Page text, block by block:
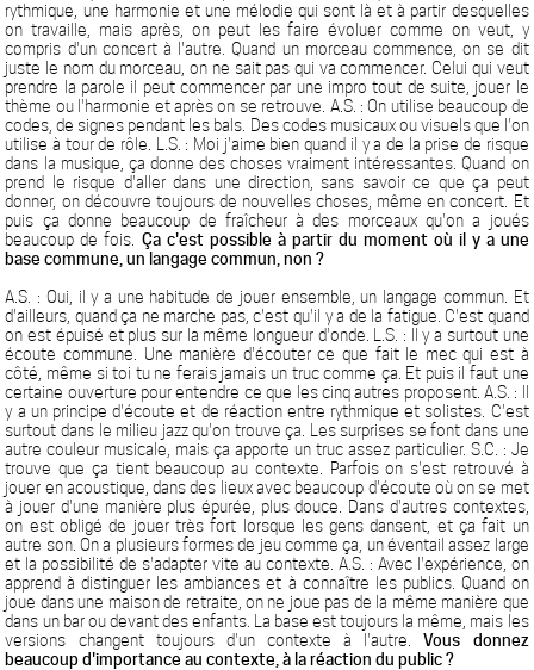
rythmique, une harmonie et une mélodie qui sont là et à partir desquelles
on travaille, mais après, on peut les faire évoluer comme on veut, y
compris d'un concert à l'autre. Quand un morceau commence, on se dit
juste le nom du morceau, on ne sait pas qui va commencer. Celui qui veut
prendre la parole il peut commencer par une impro tout de suite, jouer le
thème ou l'harmonie et après on se retrouve. A.S. : On utilise beaucoup de
codes, de signes pendant les bals. Des codes musicaux ou visuels que l'on
utilise à tour de rôle. L.S. : Moi j'aime bien quand il y a de la prise de risque
dans la musique, ça donne des choses vraiment intéressantes. Quand on
prend le risque d'aller dans une direction, sans savoir ce que ça peut
donner, on découvre toujours de nouvelles choses, même en concert. Et
puis ça donne beaucoup de fraîcheur à des morceaux qu'on a joués
beaucoup de fois. Ça c'est possible à partir du moment où il y a une
base commune, un langage commun, non ?
A.S. : Oui, il y a une habitude de jouer ensemble, un langage commun. Et
d'ailleurs, quand ça ne marche pas, c'est qu'il y a de la fatigue. C'est quand
on est épuisé et plus sur la même longueur d'onde. L.S. : Il y a surtout une
écoute commune. Une manière d'écouter ce que fait le mec qui est à
côté, même si toi tu ne ferais jamais un truc comme ça. Et puis il faut une
certaine ouverture pour entendre ce que les cinq autres proposent. A.S. : Il
y a un principe d'écoute et de réaction entre rythmique et solistes. C'est
surtout dans le milieu jazz qu'on trouve ça. Les surprises se font dans une
autre couleur musicale, mais ça apporte un truc assez particulier. S.C. : Je
trouve que ça tient beaucoup au contexte. Parfois on s'est retrouvé à
jouer en acoustique, dans des lieux avec beaucoup d'écoute où on se met
à jouer d'une manière plus épurée, plus douce. Dans d'autres contextes,
on est obligé de jouer très fort lorsque les gens dansent, et ça fait un
autre son. On a plusieurs formes de jeu comme ça, un éventail assez large
et la possibilité de s'adapter vite au contexte. A.S. : Avec l'expérience, on
apprend à distinguer les ambiances et à connaître les publics. Quand on
joue dans une maison de retraite, on ne joue pas de la même manière que
dans un bar ou devant des enfants. La base est toujours la même, mais les
versions changent toujours d'un contexte à l'autre.Vous donnez
beaucoup d'importance au contexte, à la réaction du public ?